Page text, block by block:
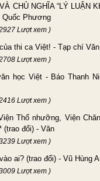
CHỦ NGHĨA “LÝ LUẬN
Quốc Phương
Lượt xem )
thi ca Việt! - Tạp chí
Lượt xem )
học Việt - Báo Thanh
Lượt xem )
Thổ nhưỡng, Viện
(trao đổi) - Văn
Lượt xem )
ai? (trao đổi) - Vũ Hùng
Lượt xem )